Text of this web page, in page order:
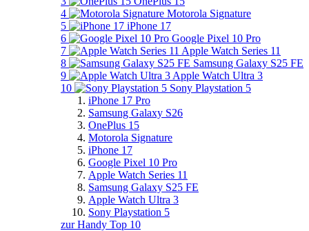
4
Motorola Signature
5
iPhone 17
6
Google Pixel 10 Pro
7
Apple Watch Series 11
8
Samsung Galaxy S25 FE
9
Apple Watch Ultra 3
10
Sony Playstation 5
iPhone 17 Pro
Samsung Galaxy S26
OnePlus 15
Motorola Signature
iPhone 17
Google Pixel 10 Pro
Apple Watch Series 11
Samsung Galaxy S25 FE
Apple Watch Ultra 3
Sony Playstation 5
zur Handy Top 10